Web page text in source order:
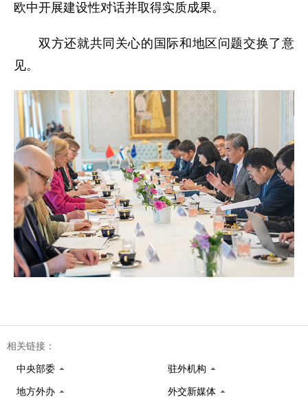
欧中开展建设性对话并取得实质成果。
双方还就共同关心的国际和地区问题交换了意
见。
相关链接：
中央部委 驻外机构
地方外办 外交新媒体